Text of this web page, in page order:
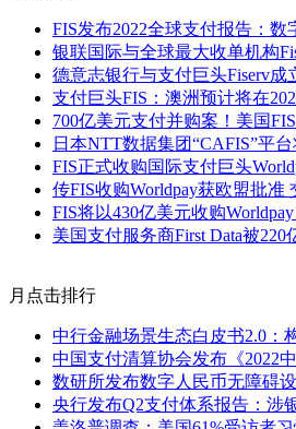
FIS发布2022全球支付报告：
银联国际与全球最大收单机构
德意志银行与支付巨头Fiserv
支付巨头FIS：澳洲预计将在
700亿美元支付并购案！美国
日本NTT数据集团“CAFIS”平
FIS正式收购国际支付巨头
传FIS收购Worldpay获欧盟批准
FIS将以430亿美元收购
美国支付服务商First Data被
月点击排行
中行金融场景生态白皮书2.0：
中国支付清算协会发布《2022
数研所发布数字人民币无障碍
央行发布Q2支付体系报告：涉